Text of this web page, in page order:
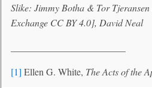
Slike: Jimmy Botha & Tor
Exchange CC BY 4.0], David Neal
[1] Ellen G. White, The Acts of the